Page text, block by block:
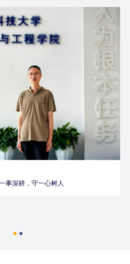
事深耕，守一心树人